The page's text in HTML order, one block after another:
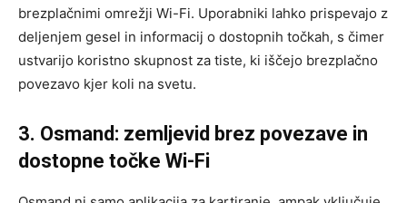
brezplačnimi omrežji Wi-Fi. Uporabniki lahko prispevajo z
deljenjem gesel in informacij o dostopnih točkah, s čimer
ustvarijo koristno skupnost za tiste, ki iščejo brezplačno
povezavo kjer koli na svetu.
3. Osmand: zemljevid brez povezave in
dostopne točke Wi-Fi